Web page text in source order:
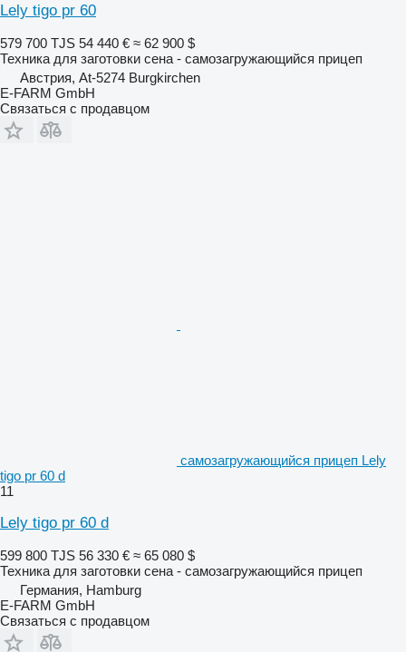
Lely tigo pr 60
579 700 TJS 54 440 € ≈ 62 900 $
Техника для заготовки сена - самозагружающийся прицеп
Австрия, At-5274 Burgkirchen
E-FARM GmbH
Связаться с продавцом
самозагружающийся прицеп Lely
tigo pr 60 d
11
Lely tigo pr 60 d
599 800 TJS 56 330 € ≈ 65 080 $
Техника для заготовки сена - самозагружающийся прицеп
Германия, Hamburg
E-FARM GmbH
Связаться с продавцом